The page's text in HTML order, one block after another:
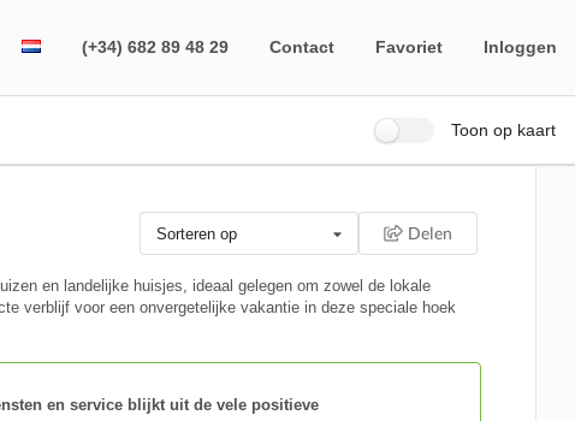
(+34) 682 89 48 29 Contact Favoriet Inloggen
Toon op kaart
Sorteren op Delen
en landelijke huisjes, ideaal gelegen om zowel de lokale
verblijf voor een onvergetelijke vakantie in deze speciale hoek
en service blijkt uit de vele positieve